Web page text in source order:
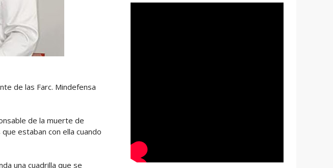
de las Farc. Mindefensa
de la muerte de
estaban con ella cuando
una cuadrilla que se